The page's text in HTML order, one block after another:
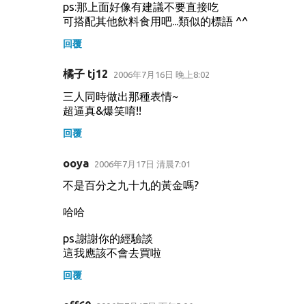
ps:那上面好像有建議不要直接吃
可搭配其他飲料食用吧...類似的標語 ^^
回覆
橘子 tj12 2006年7月16日 晚上8:02
三人同時做出那種表情~
超逼真&爆笑唷!!
回覆
ooya 2006年7月17日 清晨7:01
不是百分之九十九的黃金嗎?
哈哈
ps.謝謝你的經驗談
這我應該不會去買啦
回覆